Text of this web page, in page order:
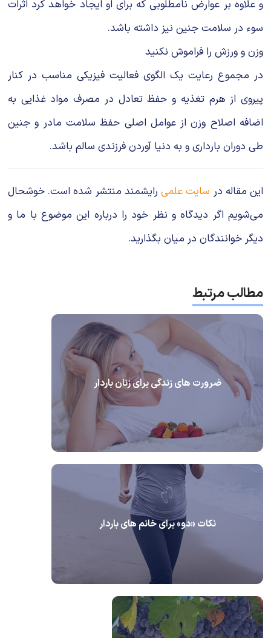
و علاوه بر عوارض نامطلوبی که برای او ایجاد خواهد کرد اثرات
سوء در سلامت جنین نیز داشته باشد.
وزن و ورزش را فراموش نکنید
در مجموع رعایت یک الگوی فعالیت فیزیکی مناسب در کنار
پیروی از هرم تغذیه و حفظ تعادل در مصرف مواد غذایی به
اضافه اصلاح وزن از عوامل اصلی حفظ سلامت مادر و جنین
طی دوران بارداری و به دنیا آوردن فرزندی سالم باشد.
این مقاله در سایت علمیرایشمند منتشر شده است. خوشحال
می‌شویم اگر دیدگاه و نظر خود را درباره این موضوع با ما و
دیگر خوانندگان در میان بگذارید.
مطالب مرتبط
ضرورت های زندگی برای زنان باردار
نکات «دو» برای خانم های باردار